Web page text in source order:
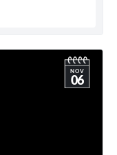
NOV
06